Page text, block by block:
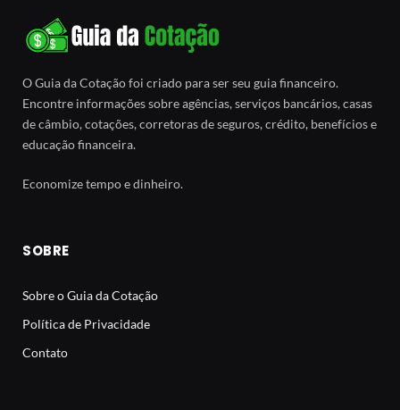
O Guia da Cotação foi criado para ser seu guia financeiro.
Encontre informações sobre agências, serviços bancários, casas
de câmbio, cotações, corretoras de seguros, crédito, benefícios e
educação financeira.
Economize tempo e dinheiro.
SOBRE
Sobre o Guia da Cotação
Política de Privacidade
Contato